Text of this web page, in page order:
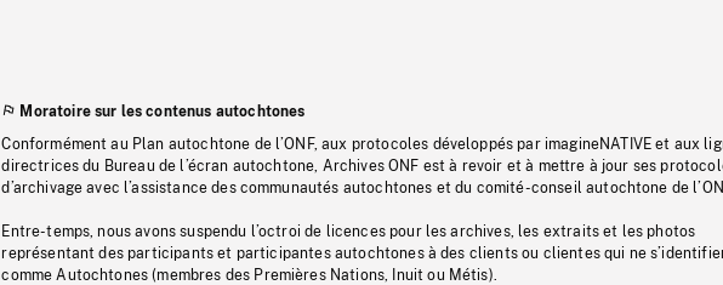
Moratoire sur les contenus autochtones
Conformément au Plan autochtone de l’ONF, aux protocoles développés par imagineNATIVE et aux
directrices du Bureau de l’écran autochtone, Archives ONF est à revoir et à mettre à jour ses
d’archivage avec l’assistance des communautés autochtones et du comité-conseil autochtone de
Entre-temps, nous avons suspendu l’octroi de licences pour les archives, les extraits et les photos
représentant des participants et participantes autochtones à des clients ou clientes qui ne
comme Autochtones (membres des Premières Nations, Inuit ou Métis).